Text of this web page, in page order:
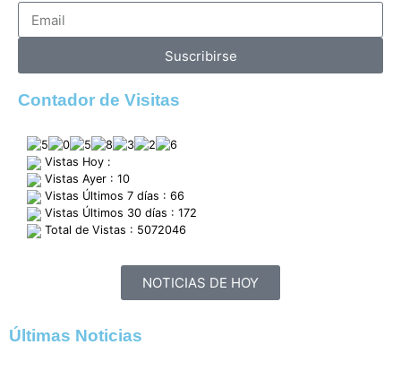
Suscribirse
Contador de Visitas
Vistas Hoy :
Vistas Ayer : 10
Vistas Últimos 7 días : 66
Vistas Últimos 30 días : 172
Total de Vistas : 5072046
NOTICIAS DE HOY
Últimas Noticias